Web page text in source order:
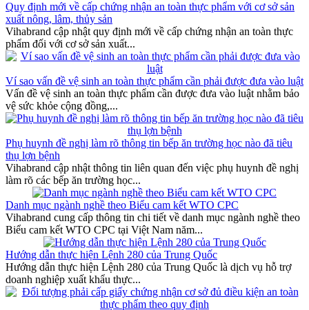
Quy định mới về cấp chứng nhận an toàn thực phẩm với cơ sở sản
xuất nông, lâm, thủy sản
Vihabrand cập nhật quy định mới về cấp chứng nhận an toàn thực
phẩm đối với cơ sở sản xuất...
Ví sao vấn đề vệ sinh an toàn thực phẩm cần phải được đưa vào luật
Vấn đề vệ sinh an toàn thực phẩm cần được đưa vào luật nhằm bảo
vệ sức khỏe cộng đồng,...
Phụ huynh đề nghị làm rõ thông tin bếp ăn trường học nào đã tiêu
thụ lợn bệnh
Vihabrand cập nhật thông tin liên quan đến việc phụ huynh đề nghị
làm rõ các bếp ăn trường học...
Danh mục ngành nghề theo Biểu cam kết WTO CPC
Vihabrand cung cấp thông tin chi tiết về danh mục ngành nghề theo
Biểu cam kết WTO CPC tại Việt Nam năm...
Hướng dẫn thực hiện Lệnh 280 của Trung Quốc
Hướng dẫn thực hiện Lệnh 280 của Trung Quốc là dịch vụ hỗ trợ
doanh nghiệp xuất khẩu thực...